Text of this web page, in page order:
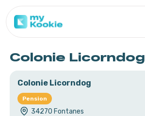
Colonie Licorndog
Colonie Licorndog
Pension
34270 Fontanes